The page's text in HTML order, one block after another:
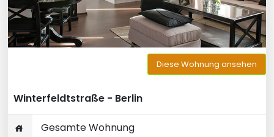
Diese Wohnung ansehen
Winterfeldtstraße - Berlin
Gesamte Wohnung